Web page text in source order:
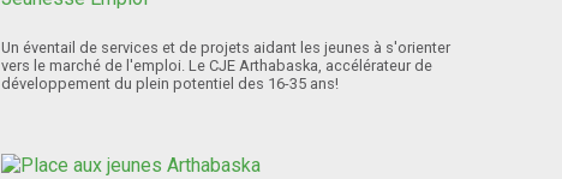
Un éventail de services et de projets aidant les jeunes à s'orienter
vers le marché de l'emploi. Le CJE Arthabaska, accélérateur de
développement du plein potentiel des 16-35 ans!